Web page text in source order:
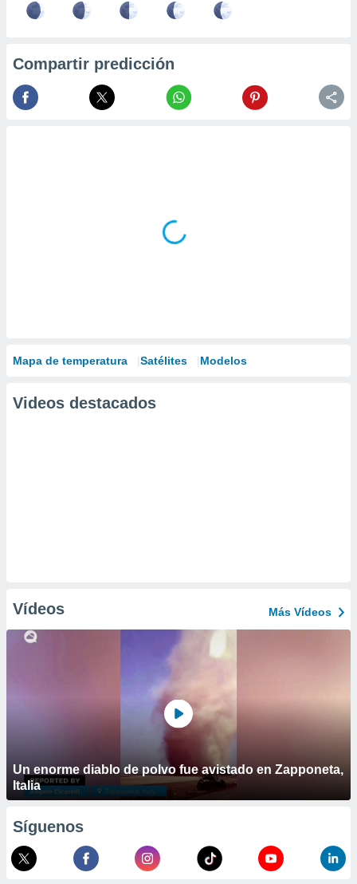
Compartir predicción
Mapa de temperatura Satélites Modelos
Videos destacados
Vídeos Más Vídeos
Un enorme diablo de polvo fue avistado en Zapponeta,
Italia
Síguenos